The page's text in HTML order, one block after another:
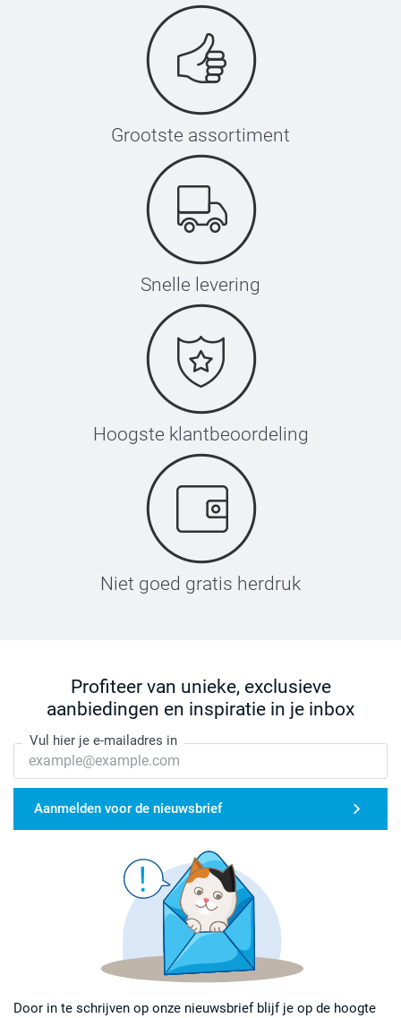
Grootste assortiment
Snelle levering
Hoogste klantbeoordeling
Niet goed gratis herdruk
Profiteer van unieke, exclusieve
aanbiedingen en inspiratie in je inbox
Vul hier je e-mailadres in
Aanmelden voor de nieuwsbrief
Door in te schrijven op onze nieuwsbrief blijf je op de hoogte